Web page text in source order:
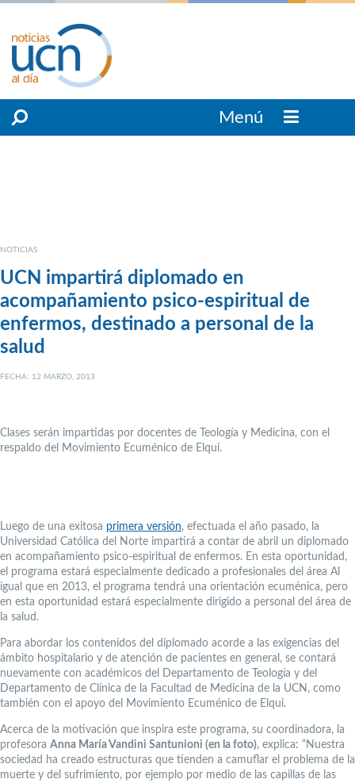
Menú
NOTICIAS
UCN impartirá diplomado en
acompañamiento psico-espiritual de
enfermos, destinado a personal de la
salud
FECHA: 12 MARZO, 2013
Clases serán impartidas por docentes de Teología y Medicina, con el
respaldo del Movimiento Ecuménico de Elqui.
Luego de una exitosa primera versión, efectuada el año pasado, la
Universidad Católica del Norte impartirá a contar de abril un diplomado
en acompañamiento psico-espiritual de enfermos. En esta oportunidad,
el programa estará especialmente dedicado a profesionales del área Al
igual que en 2013, el programa tendrá una orientación ecuménica, pero
en esta oportunidad estará especialmente dirigido a personal del área de
la salud.
Para abordar los contenidos del diplomado acorde a las exigencias del
ámbito hospitalario y de atención de pacientes en general, se contará
nuevamente con académicos del Departamento de Teología y del
Departamento de Clínica de la Facultad de Medicina de la UCN, como
también con el apoyo del Movimiento Ecuménico de Elqui.
Acerca de la motivación que inspira este programa, su coordinadora, la
profesora Anna María Vandini Santunioni (en la foto), explica: “Nuestra
sociedad ha creado estructuras que tienden a camuflar el problema de la
muerte y del sufrimiento, por ejemplo por medio de las capillas de las